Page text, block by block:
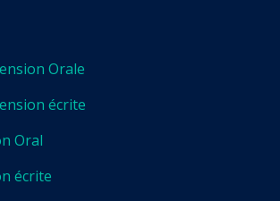
Orale
écrite
Oral
écrite